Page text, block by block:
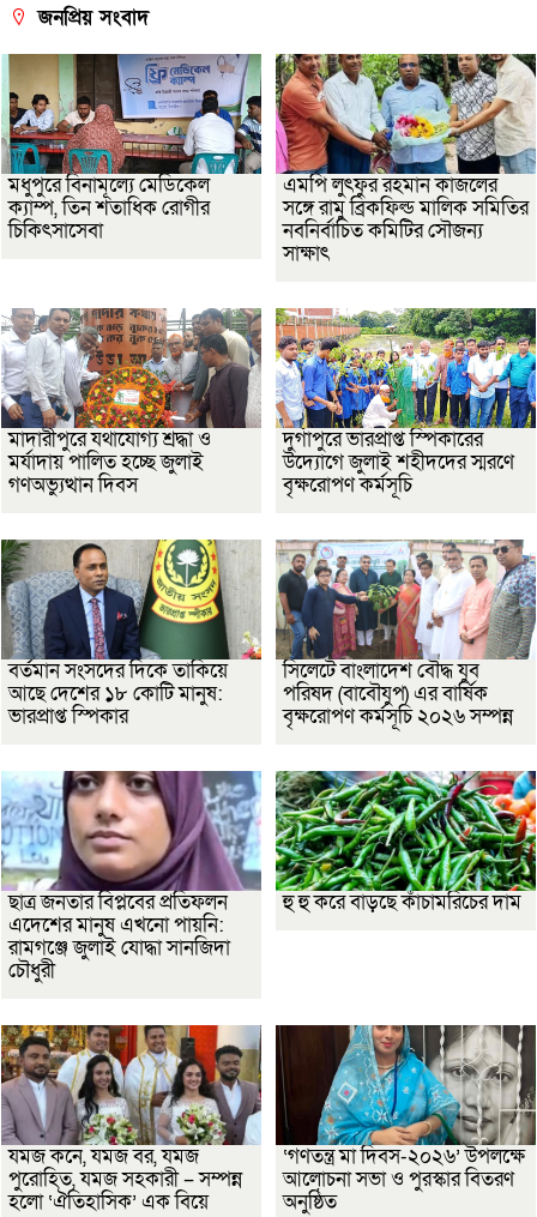
জনপ্রিয় সংবাদ
মধুপুরে বিনামূল্যে মেডিকেল
ক্যাম্প, তিন শতাধিক রোগীর
চিকিৎসাসেবা
এমপি লুৎফুর রহমান কাজলের
সঙ্গে রামু ব্রিকফিল্ড মালিক সমিতির
নবনির্বাচিত কমিটির সৌজন্য
সাক্ষাৎ
মাদারীপুরে যথাযোগ্য শ্রদ্ধা ও
মর্যাদায় পালিত হচ্ছে জুলাই
গণঅভ্যুত্থান দিবস
দুর্গাপুরে ভারপ্রাপ্ত স্পিকারের
উদ্যোগে জুলাই শহীদদের স্মরণে
বৃক্ষরোপণ কর্মসূচি
বর্তমান সংসদের দিকে তাকিয়ে
আছে দেশের ১৮ কোটি মানুষ:
ভারপ্রাপ্ত স্পিকার
সিলেটে বাংলাদেশ বৌদ্ধ যুব
পরিষদ (বাবৌযুপ) এর বার্ষিক
বৃক্ষরোপণ কর্মসূচি ২০২৬ সম্পন্ন
ছাত্র জনতার বিপ্লবের প্রতিফলন
এদেশের মানুষ এখনো পায়নি:
রামগঞ্জে জুলাই যোদ্ধা সানজিদা
চৌধুরী
হু হু করে বাড়ছে কাঁচামরিচের দাম
যমজ কনে, যমজ বর, যমজ
পুরোহিত, যমজ সহকারী – সম্পন্ন
হলো ‘ঐতিহাসিক’ এক বিয়ে
‘গণতন্ত্র মা দিবস-২০২৬’ উপলক্ষে
আলোচনা সভা ও পুরস্কার বিতরণ
অনুষ্ঠিত